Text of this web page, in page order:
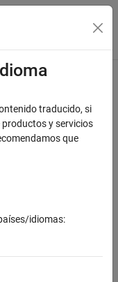
traducido, si
y servicios
que
idiomas: